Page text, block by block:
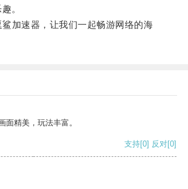
。
速器，让我们一起畅游网络的海
面精美，玩法丰富。
支持[0] 反对[0]